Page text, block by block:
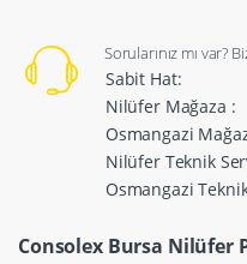
Sorularınız mı var?
Sabit Hat:
Nilüfer Mağaza :
Osmangazi
Nilüfer Teknik
Osmangazi
Consolex Bursa Nilüfer